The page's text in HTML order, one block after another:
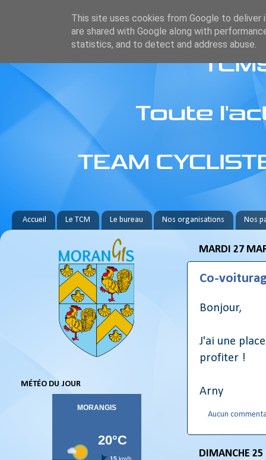
Accueil Le TCM Le bureau Nos organisations Nos
MARDI 27
Co-
Bonjour,
J'ai une
profiter !
Arny
Aucun
DIMANCHE 25
MÉTÉO DU JOUR
This site uses cookies from Google to deliver
are shared with Google along with
statistics, and to detect and address abuse.